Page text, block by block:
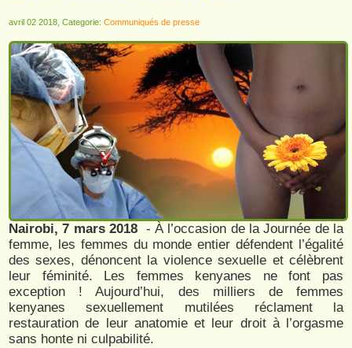
avril 02 2018, Categorie: Communiqués de presse
Nairobi, 7 mars 2018 - À l’occasion de la Journée de la
femme, les femmes du monde entier défendent l’égalité
des sexes, dénoncent la violence sexuelle et célèbrent
leur féminité. Les femmes kenyanes ne font pas
exception ! Aujourd’hui, des milliers de femmes
kenyanes sexuellement mutilées réclament la
restauration de leur anatomie et leur droit à l’orgasme
sans honte ni culpabilité.